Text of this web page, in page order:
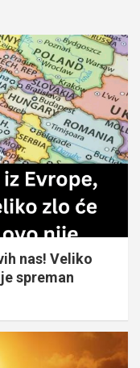
nas! Veliko
spreman